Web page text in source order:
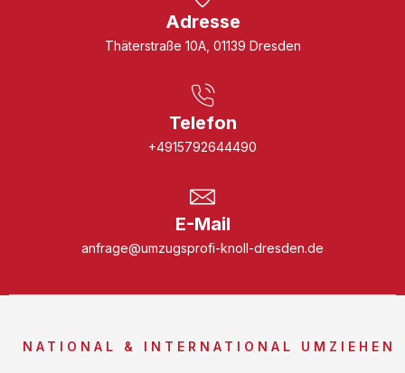
Adresse
Thäterstraße 10A, 01139 Dresden
Telefon
+4915792644490
E-Mail
anfrage@umzugsprofi-knoll-dresden.de
NATIONAL & INTERNATIONAL UMZIEHEN